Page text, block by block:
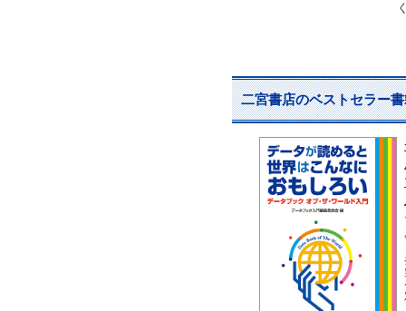
二宮書店のベストセラー